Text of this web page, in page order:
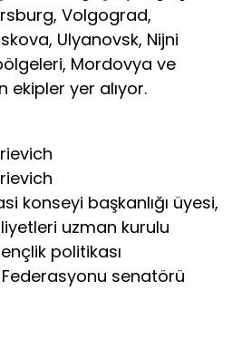
Volgograd,
Ulyanovsk, Nijni
Mordovya ve
ekipler yer alıyor.
konseyi başkanlığı üyesi,
uzman kurulu
politikası
senatörü